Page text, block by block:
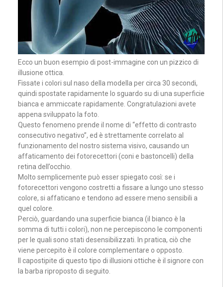
Ecco un buon esempio di post-immagine con un pizzico di
illusione ottica.
Fissate i colori sul naso della modella per circa 30 secondi,
quindi spostate rapidamente lo sguardo su di una superficie
bianca e ammiccate rapidamente. Congratulazioni avete
appena sviluppato la foto.
Questo fenomeno prende il nome di “effetto di contrasto
consecutivo negativo”, ed è strettamente correlato al
funzionamento del nostro sistema visivo, causando un
affaticamento dei fotorecettori (coni e bastoncelli) della
retina dell’occhio.
Molto semplicemente può esser spiegato così: se i
fotorecettori vengono costretti a fissare a lungo uno stesso
colore, si affaticano e tendono ad essere meno sensibili a
quel colore.
Perciò, guardando una superficie bianca (il bianco è la
somma di tutti i colori), non ne percepiscono le componenti
per le quali sono stati desensibilizzati. In pratica, ciò che
viene percepito è il colore complementare o opposto.
Il capostipite di questo tipo di illusioni ottiche è il signore con
la barba riproposto di seguito.